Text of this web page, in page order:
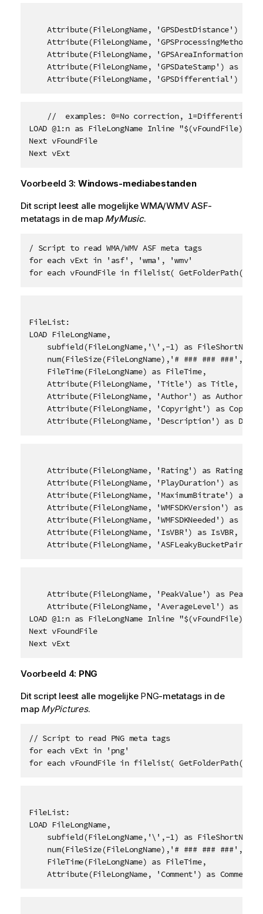
Attribute(FileLongName, 'GPSDestDistance') as
Attribute(FileLongName, 'GPSProcessingMethod')
Attribute(FileLongName, 'GPSAreaInformation')
Attribute(FileLongName, 'GPSDateStamp') as
Attribute(FileLongName, 'GPSDifferential') as
//  examples: 0=No correction, 1=Differential
LOAD @1:n as FileLongName Inline
Next vFoundFile
Next vExt
Voorbeeld 3: Windows-mediabestanden
Dit script leest alle mogelijkeWMA/WMV ASF-
metatags in de map MyMusic.
/ Script to read WMA/WMV ASF meta tags
for each vExt in 'asf', 'wma', 'wmv'
for each vFoundFile in filelist(
FileList:
LOAD FileLongName,
    subfield(FileLongName,'\',-1) as FileShortName,
num(FileSize(FileLongName),'# ### ###
    FileTime(FileLongName) as FileTime,
    Attribute(FileLongName, 'Title') as Title,
    Attribute(FileLongName, 'Author') as Author,
Attribute(FileLongName, 'Copyright') as
Attribute(FileLongName, 'Description') as
    Attribute(FileLongName, 'Rating') as Rating,
Attribute(FileLongName, 'PlayDuration') as
Attribute(FileLongName, 'MaximumBitrate') as
Attribute(FileLongName, 'WMFSDKVersion') as
Attribute(FileLongName, 'WMFSDKNeeded') as
    Attribute(FileLongName, 'IsVBR') as IsVBR,
Attribute(FileLongName, 'ASFLeakyBucketPairs')
Attribute(FileLongName, 'PeakValue') as
Attribute(FileLongName, 'AverageLevel') as
LOAD @1:n as FileLongName Inline
Next vFoundFile
Next vExt
Voorbeeld 4: PNG
Dit script leest alle mogelijke PNG-metatags in de
map MyPictures.
// Script to read PNG meta tags
for each vExt in 'png'
for each vFoundFile in filelist(
FileList:
LOAD FileLongName,
    subfield(FileLongName,'\',-1) as FileShortName,
num(FileSize(FileLongName),'# ### ###
    FileTime(FileLongName) as FileTime,
    Attribute(FileLongName, 'Comment') as Comment,